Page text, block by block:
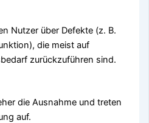
Nutzer über Defekte (z. B.
die meist auf
zurückzuführen sind.
die Ausnahme und treten
auf.